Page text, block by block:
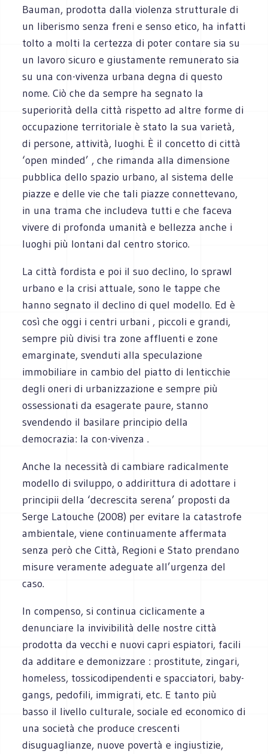
Bauman, prodotta dalla violenza strutturale di
un liberismo senza freni e senso etico, ha infatti
tolto a molti la certezza di poter contare sia su
un lavoro sicuro e giustamente remunerato sia
su una con-vivenza urbana degna di questo
nome. Ciò che da sempre ha segnato la
superiorità della città rispetto ad altre forme di
occupazione territoriale è stato la sua varietà,
di persone, attività, luoghi. È il concetto di città
‘open minded’ , che rimanda alla dimensione
pubblica dello spazio urbano, al sistema delle
piazze e delle vie che tali piazze connettevano,
in una trama che includeva tutti e che faceva
vivere di profonda umanità e bellezza anche i
luoghi più lontani dal centro storico.
La città fordista e poi il suo declino, lo sprawl
urbano e la crisi attuale, sono le tappe che
hanno segnato il declino di quel modello. Ed è
così che oggi i centri urbani , piccoli e grandi,
sempre più divisi tra zone affluenti e zone
emarginate, svenduti alla speculazione
immobiliare in cambio del piatto di lenticchie
degli oneri di urbanizzazione e sempre più
ossessionati da esagerate paure, stanno
svendendo il basilare principio della
democrazia: la con-vivenza .
Anche la necessità di cambiare radicalmente
modello di sviluppo, o addirittura di adottare i
principii della ‘decrescita serena’ proposti da
Serge Latouche (2008) per evitare la catastrofe
ambientale, viene continuamente affermata
senza però che Città, Regioni e Stato prendano
misure veramente adeguate all’urgenza del
caso.
In compenso, si continua ciclicamente a
denunciare la invivibilità delle nostre città
prodotta da vecchi e nuovi capri espiatori, facili
da additare e demonizzare : prostitute, zingari,
homeless, tossicodipendenti e spacciatori, baby-
gangs, pedofili, immigrati, etc. E tanto più
basso il livello culturale, sociale ed economico di
una società che produce crescenti
disuguaglianze, nuove povertà e ingiustizie,